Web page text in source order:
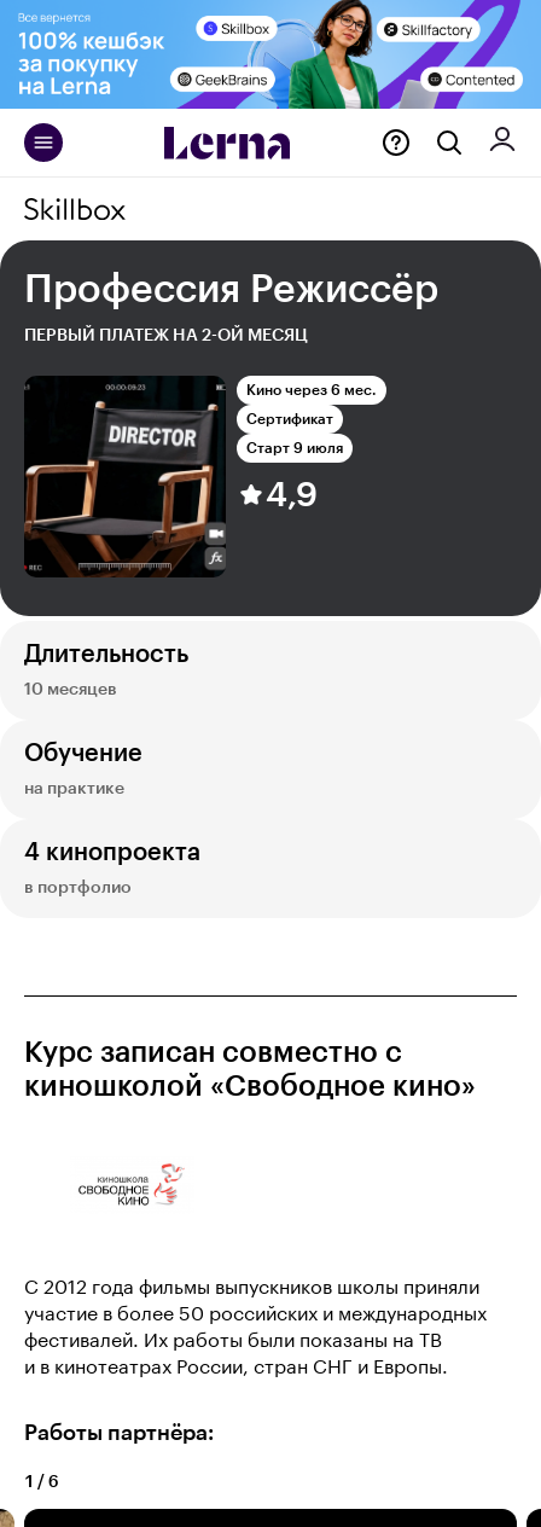
Профессия Режиссёр
ПЕРВЫЙ ПЛАТЕЖ НА 2-ОЙ МЕСЯЦ
Кино через 6 мес.
Сертификат
Старт 9 июля
4,9
Длительность
10 месяцев
Обучение
на практике
4 кинопроекта
в портфолио
Курс записан совместно с
киношколой «Свободное кино»
С 2012 года фильмы выпускников школы приняли
участие в более 50 российских и международных
фестивалей. Их работы были показаны на ТВ
и в кинотеатрах России, стран СНГ и Европы.
Работы партнёра:
1 / 6